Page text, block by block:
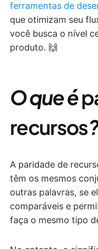
ferramentas de
que otimizam seu
você busca o nível
produto. 🙌
O que é
recursos?
A paridade de
têm os mesmos
outras palavras, se
comparáveis e
faça o mesmo tipo